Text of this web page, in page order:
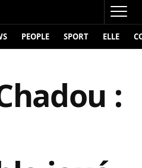
PEOPLE SPORT ELLE
: